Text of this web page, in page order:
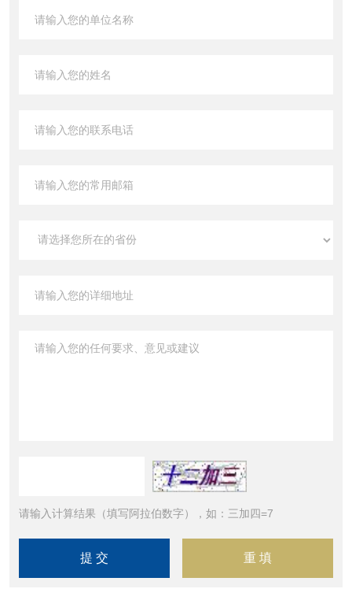
请输入计算结果（填写阿拉伯数字），如：三加四=7